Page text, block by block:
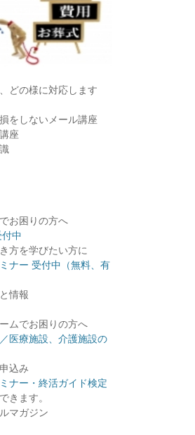
どの様に対応します
をしないメール講座
座
お困りの方へ
中
方を学びたい方に
ナー 受付中（無料、有
情報
ムでお困りの方へ
医療施設、介護施設の
込み
ナー・終活ガイド検定
きます。
マガジン